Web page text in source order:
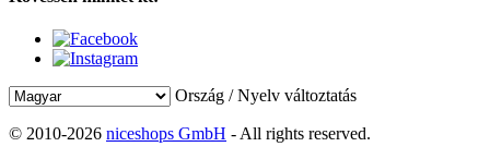
Ország / Nyelv változtatás
© 2010-2026 niceshops GmbH - All rights reserved.